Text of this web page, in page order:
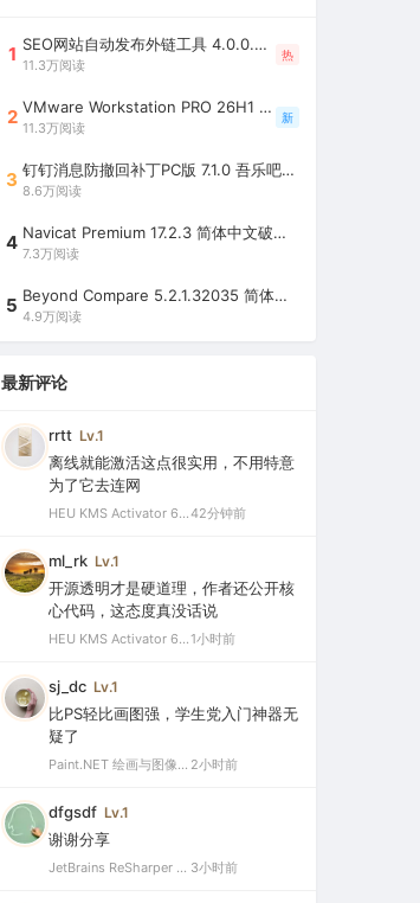
1 SEO网站自动发布外链工具 4.0.0.0 吾乐吧优化版（智能代理狂刷外链）
11.3万阅读
热
2 VMware Workstation PRO 26H1 中文精简安装注册版 / 完整版（最好用的虚拟机软件）
11.3万阅读
新
3 钉钉消息防撤回补丁PC版 7.1.0 吾乐吧优化版（支持消息防撤回+钉钉多开+支持消息永不已读+去除钉钉水印）
8.6万阅读
4 Navicat Premium 17.2.3 简体中文破解版（多重数据库管理工具）
7.3万阅读
5 Beyond Compare 5.2.1.32035 简体中文注册版（超强文件/夹比较工具）
4.9万阅读
最新评论
rrtt Lv.1
离线就能激活这点很实用，不用特意
为了它去连网
HEU KMS Activator 64.0 简体中文版（支持激活最新版Windows/Office离线永久激活）42分钟前
ml_rk Lv.1
开源透明才是硬道理，作者还公开核
心代码，这态度真没话说
HEU KMS Activator 64.0 简体中文版（支持激活最新版Windows/Office离线永久激活）1小时前
sj_dc Lv.1
比PS轻比画图强，学生党入门神器无
疑了
Paint.NET 绘画与图像处理软件 v5.1.12 官方版（Windows 免费开源图像编辑工具） 2小时前
dfgsdf Lv.1
谢谢分享
JetBrains ReSharper 2025.3.3 官方最新破解版（dotUltimate工具集合，.NET开发必备工具箱） 3小时前